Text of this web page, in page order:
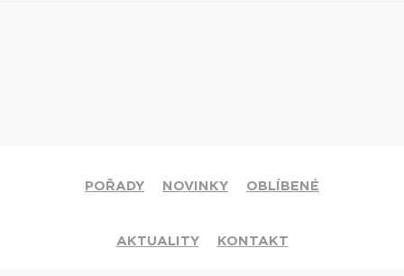
POŘADY NOVINKY OBLÍBENÉ
AKTUALITY KONTAKT